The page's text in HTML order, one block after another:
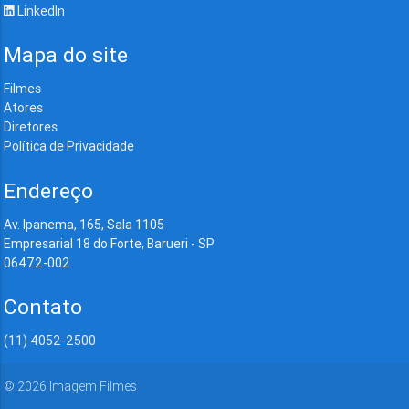
LinkedIn
Mapa do site
Filmes
Atores
Diretores
Política de Privacidade
Endereço
Av. Ipanema, 165, Sala 1105
Empresarial 18 do Forte, Barueri - SP
06472-002
Contato
(11) 4052-2500
© 2026 Imagem Filmes